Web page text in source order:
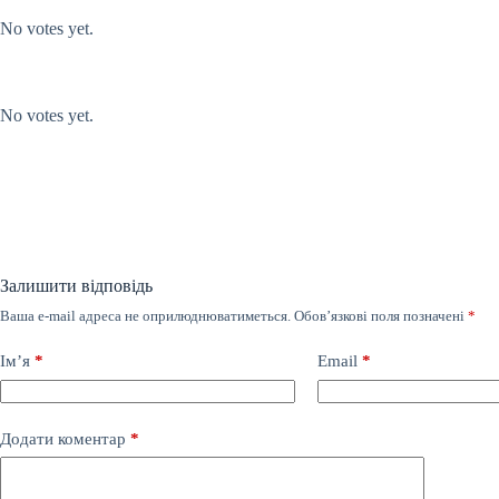
No votes yet.
No votes yet.
Залишити відповідь
Ваша e-mail адреса не оприлюднюватиметься. Обов’язкові поля позначені *
Ім’я * Email *
Додати коментар *